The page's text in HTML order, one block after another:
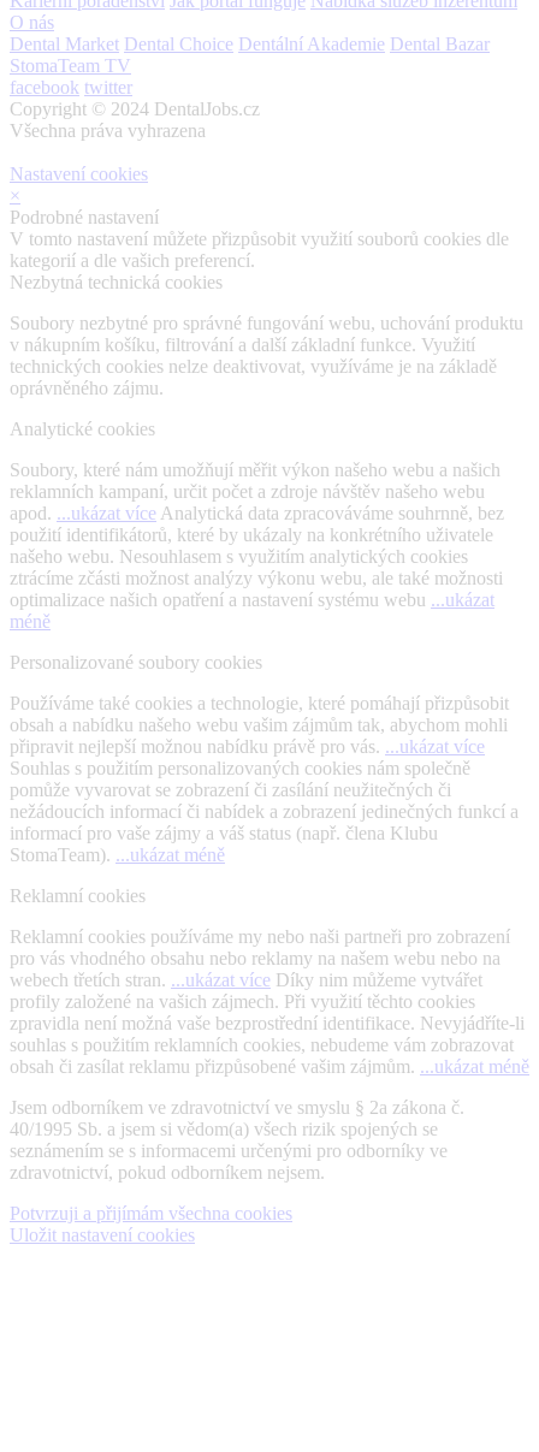
O nás
Dental Market Dental Choice Dentální Akademie Dental Bazar
StomaTeam TV
facebook twitter
Copyright © 2024 DentalJobs.cz
Všechna práva vyhrazena
Nastavení cookies
×
Podrobné nastavení
V tomto nastavení můžete přizpůsobit využití souborů cookies dle
kategorií a dle vašich preferencí.
Nezbytná technická cookies
Soubory nezbytné pro správné fungování webu, uchování produktu
v nákupním košíku, filtrování a další základní funkce. Využití
technických cookies nelze deaktivovat, využíváme je na základě
oprávněného zájmu.
Analytické cookies
Soubory, které nám umožňují měřit výkon našeho webu a našich
reklamních kampaní, určit počet a zdroje návštěv našeho webu
apod. ...ukázat více Analytická data zpracováváme souhrnně, bez
použití identifikátorů, které by ukázaly na konkrétního uživatele
našeho webu. Nesouhlasem s využitím analytických cookies
ztrácíme zčásti možnost analýzy výkonu webu, ale také možnosti
optimalizace našich opatření a nastavení systému webu ...ukázat
méně
Personalizované soubory cookies
Používáme také cookies a technologie, které pomáhají přizpůsobit
obsah a nabídku našeho webu vašim zájmům tak, abychom mohli
připravit nejlepší možnou nabídku právě pro vás. ...ukázat více
Souhlas s použitím personalizovaných cookies nám společně
pomůže vyvarovat se zobrazení či zasílání neužitečných či
nežádoucích informací či nabídek a zobrazení jedinečných funkcí a
informací pro vaše zájmy a váš status (např. člena Klubu
StomaTeam). ...ukázat méně
Reklamní cookies
Reklamní cookies používáme my nebo naši partneři pro zobrazení
pro vás vhodného obsahu nebo reklamy na našem webu nebo na
webech třetích stran. ...ukázat více Díky nim můžeme vytvářet
profily založené na vašich zájmech. Při využití těchto cookies
zpravidla není možná vaše bezprostřední identifikace. Nevyjádříte-li
souhlas s použitím reklamních cookies, nebudeme vám zobrazovat
obsah či zasílat reklamu přizpůsobené vašim zájmům. ...ukázat méně
Jsem odborníkem ve zdravotnictví ve smyslu § 2a zákona č.
40/1995 Sb. a jsem si vědom(a) všech rizik spojených se
seznámením se s informacemi určenými pro odborníky ve
zdravotnictví, pokud odborníkem nejsem.
Potvrzuji a přijímám všechna cookies
Uložit nastavení cookies